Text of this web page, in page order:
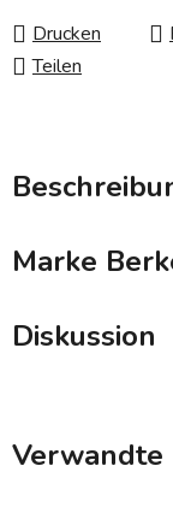
Drucken
Teilen
Marke
Diskussion
Verwandte